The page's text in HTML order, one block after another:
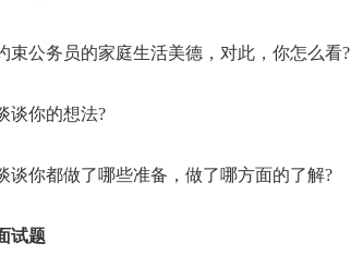
束公务员的家庭生活美德，对此，你怎么看?
谈你的想法?
谈你都做了哪些准备，做了哪方面的了解?
试题